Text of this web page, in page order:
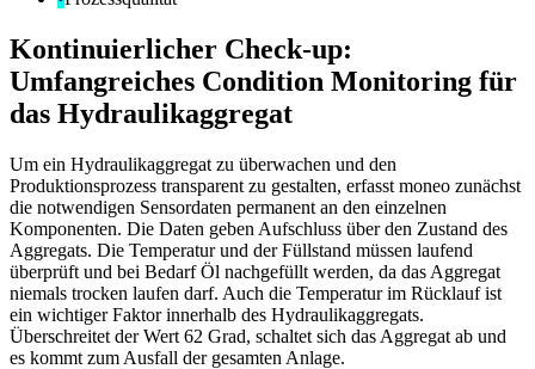
Kontinuierlicher Check-up:
Umfangreiches Condition Monitoring für
das Hydraulikaggregat
Um ein Hydraulikaggregat zu überwachen und den
Produktionsprozess transparent zu gestalten, erfasst moneo zunächst
die notwendigen Sensordaten permanent an den einzelnen
Komponenten. Die Daten geben Aufschluss über den Zustand des
Aggregats. Die Temperatur und der Füllstand müssen laufend
überprüft und bei Bedarf Öl nachgefüllt werden, da das Aggregat
niemals trocken laufen darf. Auch die Temperatur im Rücklauf ist
ein wichtiger Faktor innerhalb des Hydraulikaggregats.
Überschreitet der Wert 62 Grad, schaltet sich das Aggregat ab und
es kommt zum Ausfall der gesamten Anlage.